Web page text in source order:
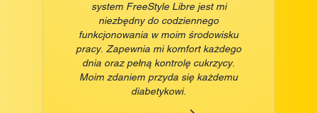
system FreeStyle Libre jest mi
niezbędny do codziennego
funkcjonowania w moim środowisku
pracy. Zapewnia mi komfort każdego
dnia oraz pełną kontrolę cukrzycy.
Moim zdaniem przyda się każdemu
diabetykowi.